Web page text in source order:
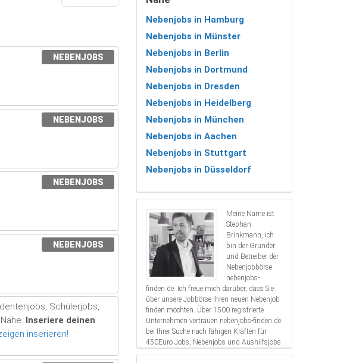
NEBENJOBS
NEBENJOBS
NEBENJOBS
NEBENJOBS
Schülerjobs,
Inseriere deinen
inserieren!
Nebenjobs in Hamburg
Nebenjobs in Münster
Nebenjobs in Berlin
Nebenjobs in Dortmund
Nebenjobs in Dresden
Nebenjobs in Heidelberg
Nebenjobs in München
Nebenjobs in Aachen
Nebenjobs in Stuttgart
Nebenjobs in Düsseldorf
Meine Name ist
Stephan
Brinkmann, ich
bin der Gründer
und Betreiber der
Nebenjobbörse
nebenjobs-
finden.de. Ich freue mich darüber, dass Sie
über unsere Jobbörse Ihren neuen Nebenjob
finden möchten. Über 1500 registrierte
Unternehmen vertrauen nebenjobs-finden.de
bei Ihrer Suche nach fähigen Kräften für
450Euro Jobs, Nebenjobs und Aushilfsjobs.